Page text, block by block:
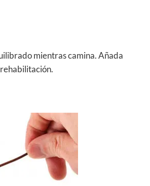
mientras camina. Añada